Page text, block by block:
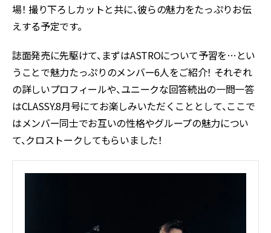
場！ 撮り下ろしカットと共に、彼らの魅力をたっぷりお伝
えする予定です。
誌面発売に先駆けて、まずはASTROについて予習を…とい
うことで魅力たっぷりのメンバー6人をご紹介！ それぞれ
の詳しいプロフィールや、ユニークな回答続出の一問一答
はCLASSY.8月号にてお楽しみいただくこととして、ここで
はメンバー同士でお互いの性格やグループの魅力につい
て、クロストークしてもらいました！